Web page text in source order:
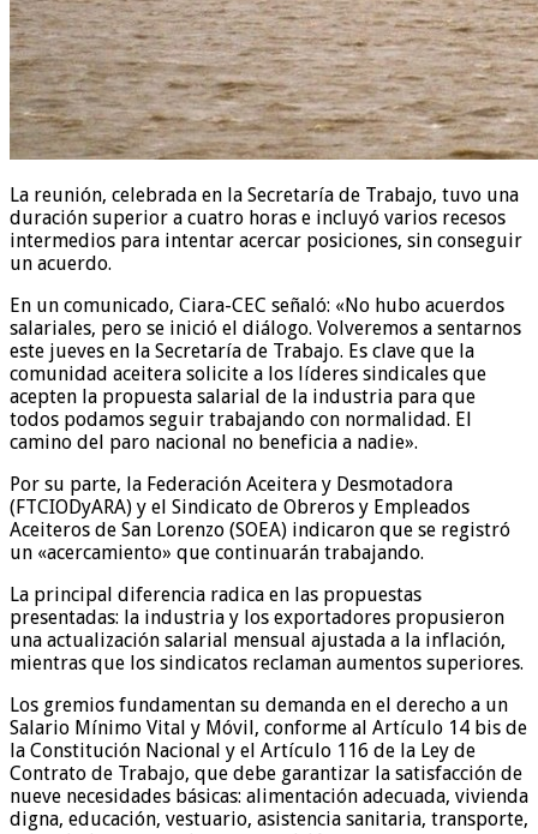
La reunión, celebrada en la Secretaría de Trabajo, tuvo una
duración superior a cuatro horas e incluyó varios recesos
intermedios para intentar acercar posiciones, sin conseguir
un acuerdo.
En un comunicado, Ciara-CEC señaló: «No hubo acuerdos
salariales, pero se inició el diálogo. Volveremos a sentarnos
este jueves en la Secretaría de Trabajo. Es clave que la
comunidad aceitera solicite a los líderes sindicales que
acepten la propuesta salarial de la industria para que
todos podamos seguir trabajando con normalidad. El
camino del paro nacional no beneficia a nadie».
Por su parte, la Federación Aceitera y Desmotadora
(FTCIODyARA) y el Sindicato de Obreros y Empleados
Aceiteros de San Lorenzo (SOEA) indicaron que se registró
un «acercamiento» que continuarán trabajando.
La principal diferencia radica en las propuestas
presentadas: la industria y los exportadores propusieron
una actualización salarial mensual ajustada a la inflación,
mientras que los sindicatos reclaman aumentos superiores.
Los gremios fundamentan su demanda en el derecho a un
Salario Mínimo Vital y Móvil, conforme al Artículo 14 bis de
la Constitución Nacional y el Artículo 116 de la Ley de
Contrato de Trabajo, que debe garantizar la satisfacción de
nueve necesidades básicas: alimentación adecuada, vivienda
digna, educación, vestuario, asistencia sanitaria, transporte,